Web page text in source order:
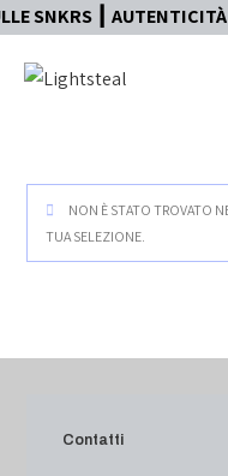
┃
NON È STATO TROVATO
TUA SELEZIONE.
Contatti